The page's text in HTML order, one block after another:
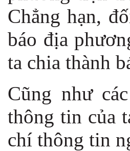
Chẳng hạn,
báo địa
ta chia thành
Cũng như
thông tin của
chí thông tin